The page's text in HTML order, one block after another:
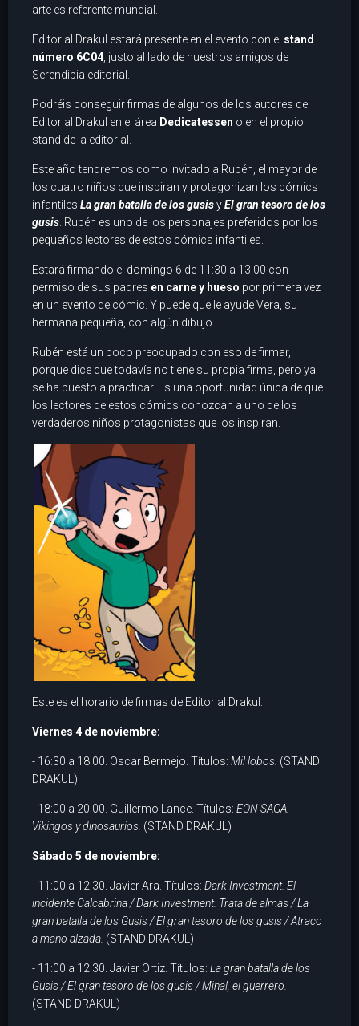
arte es referente mundial.
Editorial Drakul estará presente en el evento con el stand
número 6C04 , justo al lado de nuestros amigos de
Serendipia editorial.
Podréis conseguir firmas de algunos de los autores de
Editorial Drakul en el área Dedicatessen o en el propio
stand de la editorial.
Este año tendremos como invitado a Rubén, el mayor de
los cuatro niños que inspiran y protagonizan los cómics
infantiles La gran batalla de los gusisyEl gran tesoro de los
gusis . Rubén es uno de los personajes preferidos por los
pequeños lectores de estos cómics infantiles.
Estará firmando el domingo 6 de 11:30 a 13:00 con
permiso de sus padres en carne y hueso por primera vez
en un evento de cómic. Y puede que le ayude Vera, su
hermana pequeña, con algún dibujo.
Rubén está un poco preocupado con eso de firmar,
porque dice que todavía no tiene su propia firma, pero ya
se ha puesto a practicar. Es una oportunidad única de que
los lectores de estos cómics conozcan a uno de los
verdaderos niños protagonistas que los inspiran.
Este es el horario de firmas de Editorial Drakul:
Viernes 4 de noviembre:
- 16:30 a 18:00. Oscar Bermejo. Títulos: Mil lobos. (STAND
DRAKUL)
- 18:00 a 20:00. Guillermo Lance. Títulos: EON SAGA.
Vikingos y dinosaurios. (STAND DRAKUL)
Sábado 5 de noviembre:
- 11:00 a 12:30. Javier Ara. Títulos: Dark Investment. El
incidente Calcabrina / Dark Investment. Trata de almas / La
gran batalla de los Gusis / El gran tesoro de los gusis / Atraco
a mano alzada. (STAND DRAKUL)
- 11:00 a 12:30. Javier Ortiz. Títulos: La gran batalla de los
Gusis / El gran tesoro de los gusis / Mihal, el guerrero.
(STAND DRAKUL)